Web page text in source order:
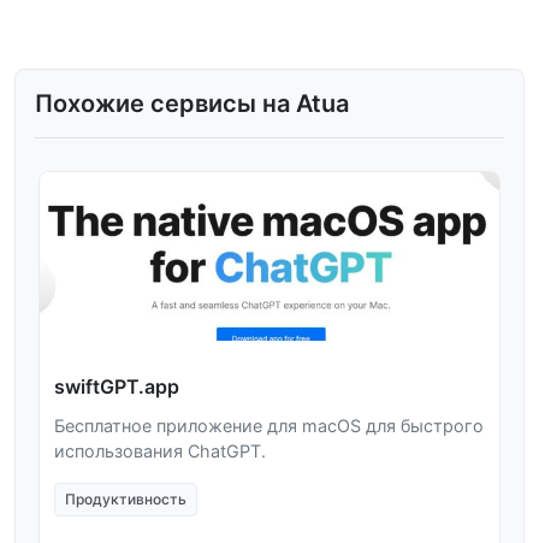
Похожие сервисы на Atua
swiftGPT.app
Бесплатное приложение для macOS для быстрого
использования ChatGPT.
Продуктивность